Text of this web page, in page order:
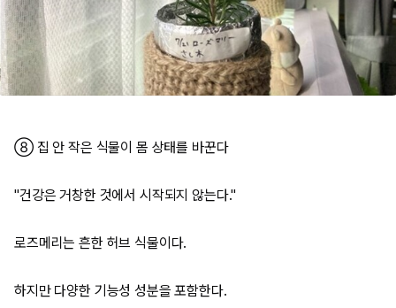
⑧ 집 안 작은 식물이 몸 상태를 바꾼다
"건강은 거창한 것에서 시작되지 않는다."
로즈메리는 흔한 허브 식물이다.
하지만 다양한 기능성 성분을 포함한다.